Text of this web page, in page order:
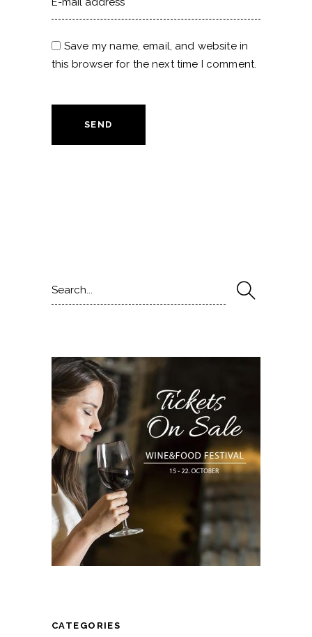
Save my name, email, and website in
this browser for the next time I comment.
SEND
for:
CATEGORIES